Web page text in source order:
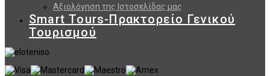
Αξιολόγηση της Ιστοσελίδας μας
Smart Tours-Πρακτορείο Γενικού
Τουρισμού